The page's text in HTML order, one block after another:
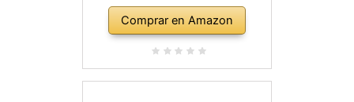
Comprar en Amazon